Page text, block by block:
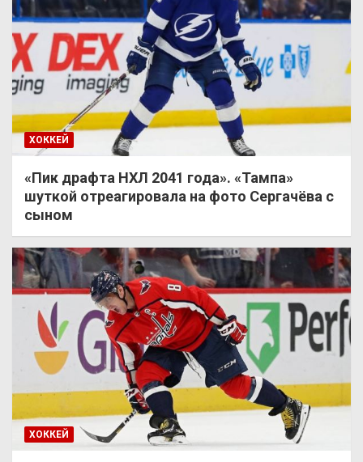
ХОККЕЙ
«Пик драфта НХЛ 2041 года». «Тампа»
шуткой отреагировала на фото Сергачёва с
сыном
ХОККЕЙ